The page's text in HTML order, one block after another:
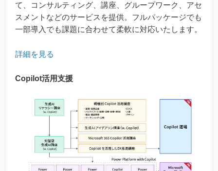
て、コンサルティング、講座、グループワーク、アセ
スメントなどのサービスを提供。フルパッケージでも
一部導入でも課題に合わせて柔軟に対応いたします。
詳細を見る
Copilot活用支援